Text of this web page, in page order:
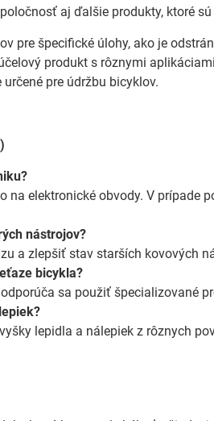
aj ďalšie produkty, ktoré
pre špecifické úlohy, ako je
produkt s rôznymi
pre údržbu bicyklov.
na elektronické obvody. V prípade
nástrojov?
a zlepšiť stav starších kovových
bicykla?
sa použiť špecializované
lepidla a nálepiek z rôznych